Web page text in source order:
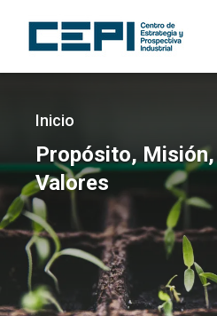
contenido
principal
Sobrescribir
enlaces
de
ayuda
a
la
navegación
Inicio
Propósito,
Valores